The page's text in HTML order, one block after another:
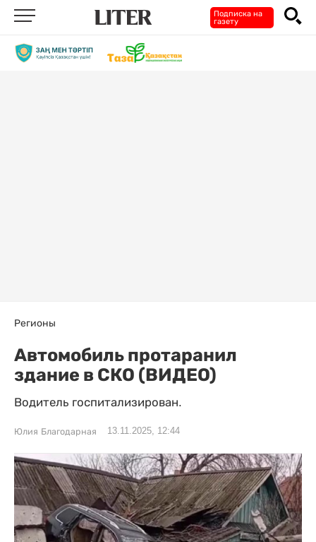
Подписка на
газету
Регионы
Автомобиль протаранил
здание в СКО (ВИДЕО)
Водитель госпитализирован.
Юлия Благодарная 13.11.2025, 12:44